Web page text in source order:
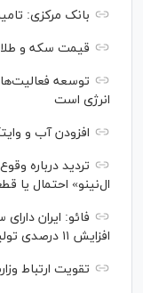
بانک مرکزی: تامین مالی
قیمت سکه و طلا در ۱۸ مرداد
توسعه
انرژی است
افزودن آب و
تردید درباره
ال‌نینو» احتمال یا
فائو: ایران
افزایش ۱۱ درصدی تولید در سال زراعی جدید
تقویت ارتباط